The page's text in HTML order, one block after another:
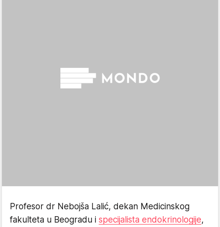
Profesor dr Nebojša Lalić, dekan Medicinskog
fakulteta u Beogradu i specijalista endokrinologije,